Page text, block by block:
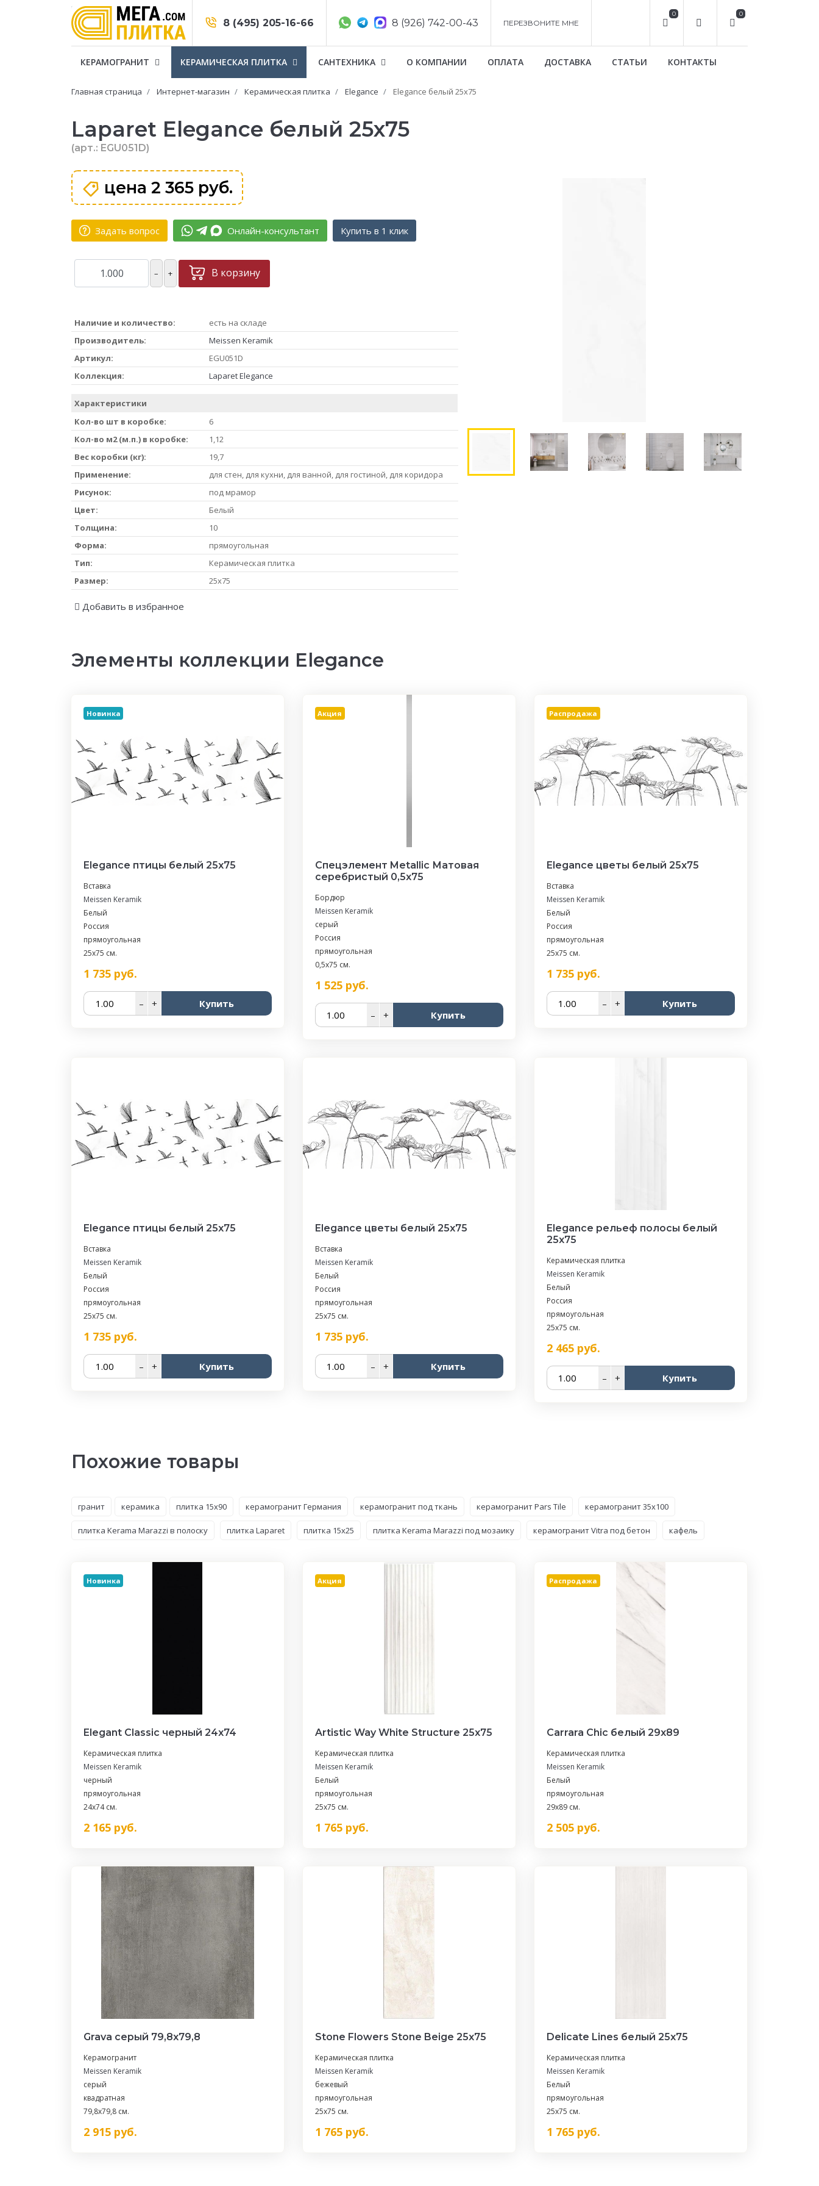
8 (495) 205-16-66 8 (926) 742-00-43 ПЕРЕЗВОНИТЕ МНЕ
0 0
КЕРАМОГРАНИТ КЕРАМИЧЕСКАЯ ПЛИТКА САНТЕХНИКА О КОМПАНИИ ОПЛАТА ДОСТАВКА СТАТЬИ КОНТАКТЫ
Главная страница Интернет-магазин Керамическая плитка Elegance Elegance белый 25х75
Laparet Elegance белый 25х75
(арт.: EGU051D)
цена 2 365 руб.
Задать вопрос Онлайн-консультант Купить в 1 клик
– + В корзину
Наличие и количество:
есть на складе
Производитель:
Meissen Keramik
Артикул:
EGU051D
Коллекция:
Laparet Elegance
Характеристики
Кол-во шт в коробке:
6
Кол-во м2 (м.п.) в коробке:
1,12
Вес коробки (кг):
19,7
Применение:
для стен, для кухни, для ванной, для гостиной, для коридора
Рисунок:
под мрамор
Цвет:
Белый
Толщина:
10
Форма:
прямоугольная
Тип:
Керамическая плитка
Размер:
25x75
Добавить в избранное
Элементы коллекции Elegance
Новинка
Elegance птицы белый 25х75
Вставка
Meissen Keramik
Белый
Россия
прямоугольная
25x75 см.
1 735 руб.
– + Купить
Акция
Спецэлемент Metallic Матовая
серебристый 0,5х75
Бордюр
Meissen Keramik
серый
Россия
прямоугольная
0,5x75 см.
1 525руб.
– + Купить
Распродажа
Elegance цветы белый 25х75
Вставка
Meissen Keramik
Белый
Россия
прямоугольная
25x75 см.
1 735руб.
– + Купить
Elegance птицы белый 25х75
Вставка
Meissen Keramik
Белый
Россия
прямоугольная
25x75 см.
1 735 руб.
– + Купить
Elegance цветы белый 25х75
Вставка
Meissen Keramik
Белый
Россия
прямоугольная
25x75 см.
1 735руб.
– + Купить
Elegance рельеф полосы белый
25х75
Керамическая плитка
Meissen Keramik
Белый
Россия
прямоугольная
25x75 см.
2 465руб.
– + Купить
Похожие товары
гранит керамика плитка 15x90 керамогранит Германия керамогранит под ткань керамогранит Pars Tile керамогранит 35x100
плитка Kerama Marazzi в полоску плитка Laparet плитка 15x25 плитка Kerama Marazzi под мозаику керамогранит Vitra под бетон кафель
Новинка
Elegant Classic черный 24x74
Керамическая плитка
Meissen Keramik
черный
прямоугольная
24x74 см.
2 165 руб.
Акция
Artistic Way White Structure 25х75
Керамическая плитка
Meissen Keramik
Белый
прямоугольная
25x75 см.
1 765руб.
Распродажа
Carrara Chic белый 29х89
Керамическая плитка
Meissen Keramik
Белый
прямоугольная
29x89 см.
2 505руб.
Grava серый 79,8x79,8
Керамогранит
Meissen Keramik
серый
квадратная
79,8x79,8 см.
2 915 руб.
Stone Flowers Stone Beige 25х75
Керамическая плитка
Meissen Keramik
бежевый
прямоугольная
25x75 см.
1 765руб.
Delicate Lines белый 25х75
Керамическая плитка
Meissen Keramik
Белый
прямоугольная
25x75 см.
1 765руб.